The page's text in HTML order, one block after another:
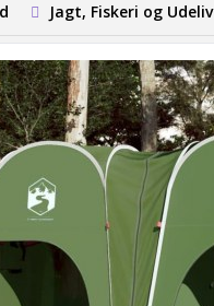
Jagt, Fiskeri og Udeliv